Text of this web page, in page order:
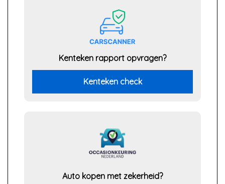
Kenteken rapport opvragen?
Kenteken check
Auto kopen met zekerheid?